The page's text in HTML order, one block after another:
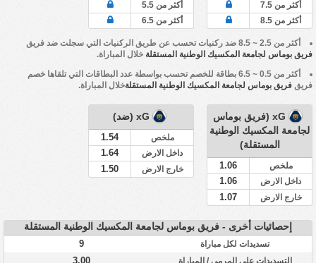
أكثر من 7.5
أكثر من 8.5
أكثر من 5.5
أكثر من 6.5
أكثر من 2.5 ~ 8.5 ضد ركنيات تحسب عن طريق الركنيات التي سجلت ضد فريق
فريق بوماس لجامعة المكسيك الوطنية المستقلة خلال المباراة.
أكثر من 0.5 ~ 6.5 بطاقة للخصم تحسب بواسطة عدد البطاقات التي تلقاها خصم
فريق فريق بوماس لجامعة المكسيك الوطنية المستقلةخلال المباراة.
xG (فريق بوماس
لجامعة المكسيك الوطنية
المستقلة)
ملخص 1.06
داخل الارض 1.06
خارج الارض 1.07
xG (ضد)
ملخص 1.54
داخل الارض 1.64
خارج الارض 1.50
إحصائيات أخرى - فريق بوماس لجامعة المكسيك الوطنية المستقلة
تسديدات لكل مباراة 9
التسديدات على المرمى / المباراة 3.00